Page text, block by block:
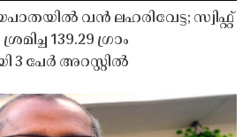
വൻ ലഹരിവേട്ട; സ്വിഫ്റ്റ്
139.29 ഗ്രാം
പേർ അറസ്റ്റിൽ